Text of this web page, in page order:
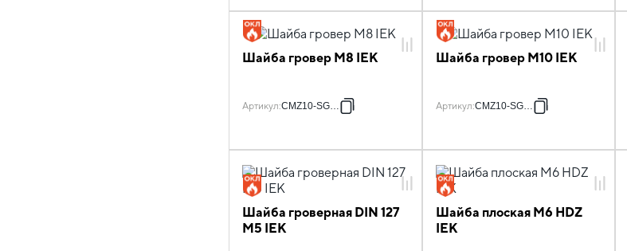
Шайба гровер М8 IEK
Артикул:CMZ10-SG-08
Шайба гровер М10 IEK
Артикул:CMZ10-SG-10
Шайба гроверная DIN 127
М5 IEK
Шайба плоская M6 HDZ
IEK